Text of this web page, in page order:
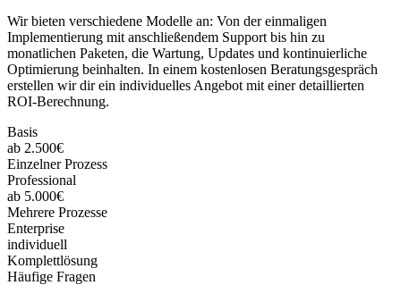
Wir bieten verschiedene Modelle an: Von der einmaligen
Implementierung mit anschließendem Support bis hin zu
monatlichen Paketen, die Wartung, Updates und kontinuierliche
Optimierung beinhalten. In einem kostenlosen Beratungsgespräch
erstellen wir dir ein individuelles Angebot mit einer detaillierten
ROI-Berechnung.
Basis
ab 2.500€
Einzelner Prozess
Professional
ab 5.000€
Mehrere Prozesse
Enterprise
individuell
Komplettlösung
Häufige Fragen